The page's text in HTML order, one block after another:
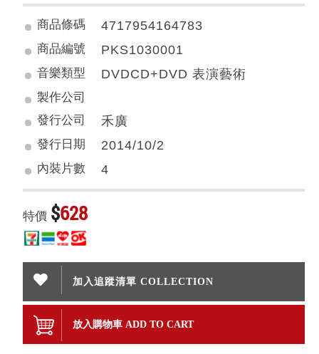
商品條碼 4717954164783
商品編號 PKS1030001
音樂類型 DVDCD+DVD 表演藝術
製作公司
發行公司
禾廣
發行日期 2014/10/2
內裝片數 4
特價 $628
加入追蹤清單 COLLECTION
放入購物車 ADD TO CART